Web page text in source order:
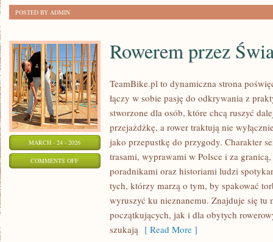
POSTED BY ADMIN
MARCH - 24 - 2026
COMMENTS OFFON
Rowerem przez
TeamBike.pl to dynamiczna strona
łączy w sobie pasję do odkrywania z
stworzone dla osób, które chcą ruszyć
przejażdżkę, a rower traktują nie
jako przepustkę do przygody. Charakter
trasami, wyprawami w Polsce i za
poradnikami oraz historiami ludzi
tych, którzy marzą o tym, by spakować
wyruszyć ku nieznanemu. Znajduje się tu
początkujących, jak i dla obytych
szukają [ Read More ]